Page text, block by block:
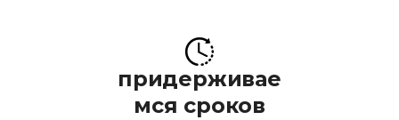
придерживае
мся сроков